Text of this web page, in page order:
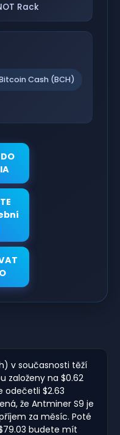
Rack
Cash (BCH)
v současnosti těží
založeny na $0.62
odečetli $2.63
že Antminer S9 je
za měsíc. Poté
budete mít